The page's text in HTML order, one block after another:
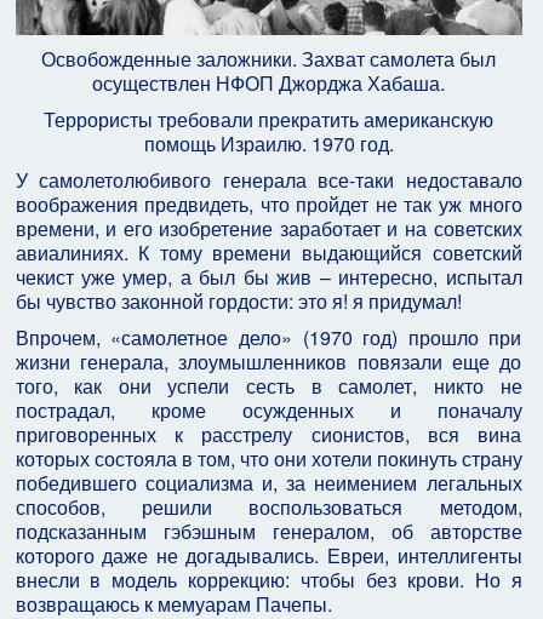
Освобожденные заложники. Захват самолета был
осуществлен НФОП Джорджа Хабаша.
Террористы требовали прекратить американскую
помощь Израилю. 1970 год.
У самолетолюбивого генерала все-таки недоставало
воображения предвидеть, что пройдет не так уж много
времени, и его изобретение заработает и на советских
авиалиниях. К тому времени выдающийся советский
чекист уже умер, а был бы жив – интересно, испытал
бы чувство законной гордости: это я! я придумал!
Впрочем, «самолетное дело» (1970 год) прошло при
жизни генерала, злоумышленников повязали еще до
того, как они успели сесть в самолет, никто не
пострадал, кроме осужденных и поначалу
приговоренных к расстрелу сионистов, вся вина
которых состояла в том, что они хотели покинуть страну
победившего социализма и, за неимением легальных
способов, решили воспользоваться методом,
подсказанным гэбэшным генералом, об авторстве
которого даже не догадывались. Евреи, интеллигенты
внесли в модель коррекцию: чтобы без крови. Но я
возвращаюсь к мемуарам Пачепы.